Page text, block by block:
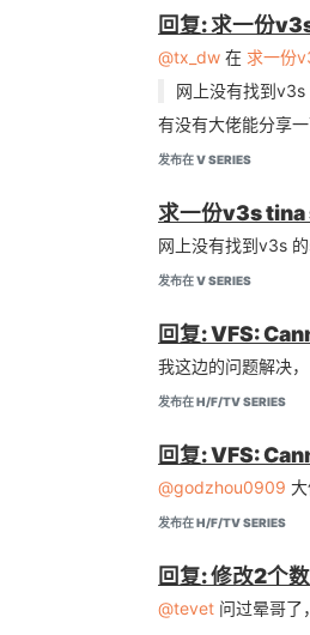
回复: 求一份
@tx_dw 在 求一份
网上没有找到
有没有大佬能分享
发布在 V SERIES
求一份v3s
网上没有找到v3s
发布在 V SERIES
回复: VFS:
我这边的问题解决
发布在 H/F/TV SERIES
回复: VFS:
@godzhou0909
发布在 H/F/TV SERIES
回复: 修改2个
@tevet 问过晕哥了